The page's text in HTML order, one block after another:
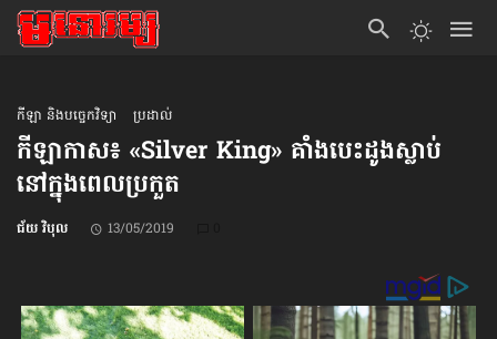
កីឡា និងបច្ចេកវិទ្យា ប្រដាល់
កីឡាកាស៖ «Silver King» គាំង​បេះដូង​ស្លាប់
នៅក្នុង​ពេល​ប្រកួត
ជ័យ វិបុល 13/05/2019